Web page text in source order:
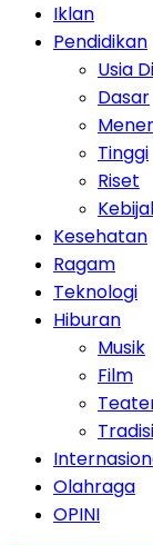
Iklan
Pendidikan
Usia
Dasar
Tinggi
Riset
Kesehatan
Ragam
Teknologi
Hiburan
Musik
Film
Tradisi
Olahraga
OPINI